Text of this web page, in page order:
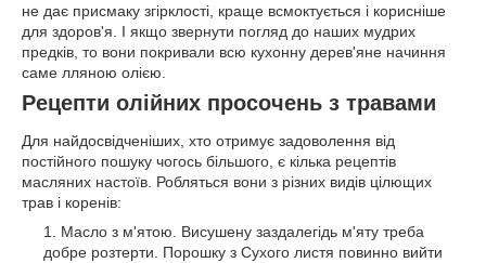
не дає присмаку згірклості, краще всмоктується і корисніше
для здоров'я. І якщо звернути погляд до наших мудрих
предків, то вони покривали всю кухонну дерев'яне начиння
саме лляною олією.
Рецепти олійних просочень з травами
Для найдосвідченіших, хто отримує задоволення від
постійного пошуку чогось більшого, є кілька рецептів
масляних настоїв. Робляться вони з різних видів цілющих
трав і коренів:
Масло з м'ятою. Висушену заздалегідь м'яту треба
добре розтерти. Порошку з Сухого листя повинно вийти